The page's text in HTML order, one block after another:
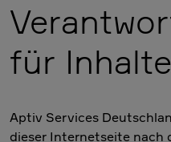
für Inhalte
Aptiv Services
dieser Internetseite nach